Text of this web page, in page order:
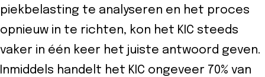
piekbelasting te analyseren en het proces
opnieuw in te richten, kon het KIC steeds
vaker in één keer het juiste antwoord geven.
Inmiddels handelt het KIC ongeveer 70% van